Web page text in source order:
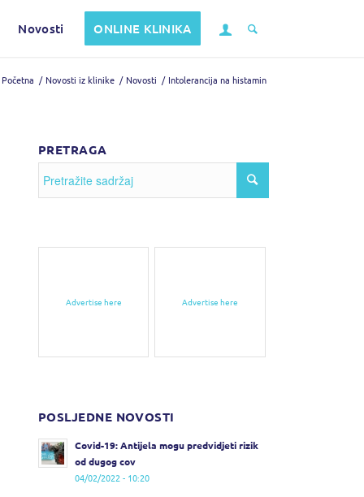
Novosti ONLINE KLINIKA
Početna / Novosti iz klinike / Novosti / Intolerancija na histamin
PRETRAGA
Advertise here Advertise here
POSLJEDNE NOVOSTI
Covid-19: Antijela mogu predvidjeti rizik
od dugog cov
04/02/2022 - 10:20